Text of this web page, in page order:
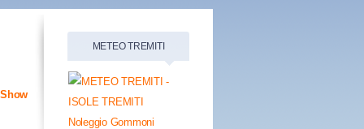
METEO TREMITI